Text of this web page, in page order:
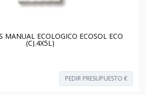
MANUAL ECOLOGICO ECOSOL ECO
(CJ.4X5L)
PEDIR PRESUPUESTO €